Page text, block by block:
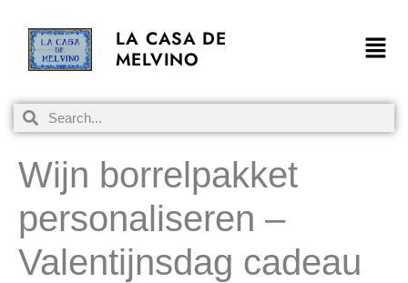
LA CASA DE
MELVINO
Wijn borrelpakket
personaliseren –
Valentijnsdag cadeau